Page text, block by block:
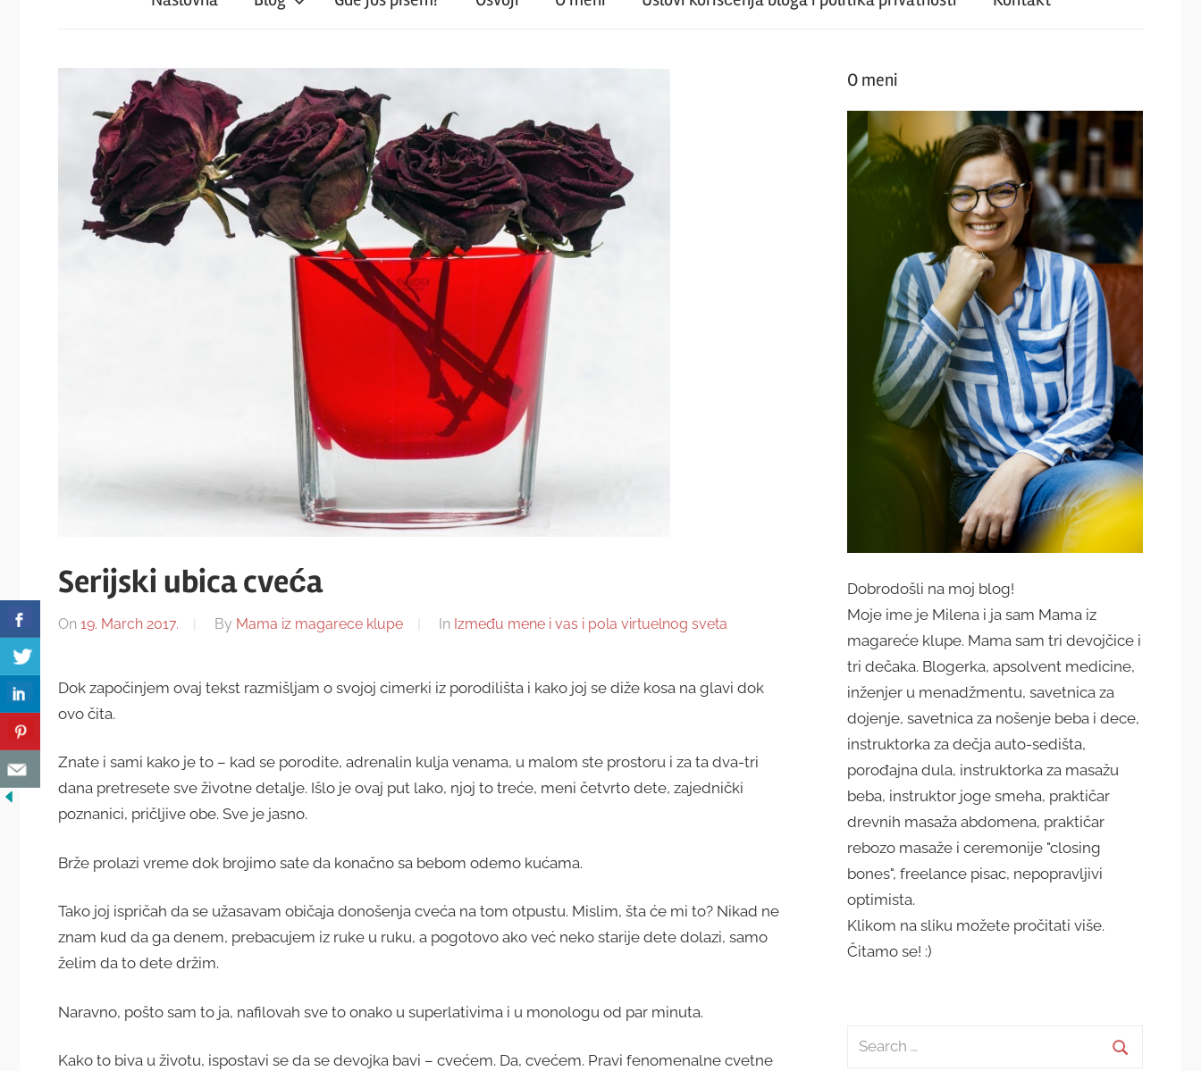
magareće
klupe
Serijski ubica cveća
On 19. March 2017. By Mama iz magarece klupe In Između mene i vas i pola virtuelnog sveta
Dok započinjem ovaj tekst razmišljam o svojoj cimerki iz porodilišta i kako joj se diže kosa na glavi dok
ovo čita.
Znate i sami kako je to – kad se porodite, adrenalin kulja venama, u malom ste prostoru i za ta dva-tri
dana pretresete sve životne detalje. Išlo je ovaj put lako, njoj to treće, meni četvrto dete, zajednički
poznanici, pričljive obe. Sve je jasno.
Brže prolazi vreme dok brojimo sate da konačno sa bebom odemo kućama.
Tako joj ispričah da se užasavam običaja donošenja cveća na tom otpustu. Mislim, šta će mi to? Nikad ne
znam kud da ga denem, prebacujem iz ruke u ruku, a pogotovo ako već neko starije dete dolazi, samo
želim da to dete držim.
Naravno, pošto sam to ja, nafilovah sve to onako u superlativima i u monologu od par minuta.
Kako to biva u životu, ispostavi se da se devojka bavi – cvećem. Da, cvećem. Pravi fenomenalne cvetne
O meni
Dobrodošli na moj blog!
Moje ime je Milena i ja sam Mama iz
magareće klupe. Mama sam tri devojčice i
tri dečaka. Blogerka, apsolvent medicine,
inženjer u menadžmentu, savetnica za
dojenje, savetnica za nošenje beba i dece,
instruktorka za dečja auto-sedišta,
porođajna dula, instruktorka za masažu
beba, instruktor joge smeha, praktičar
drevnih masaža abdomena, praktičar
rebozo masaže i ceremonije "closing
bones", freelance pisac, nepopravljivi
optimista.
Klikom na sliku možete pročitati više.
Čitamo se! :)
Search